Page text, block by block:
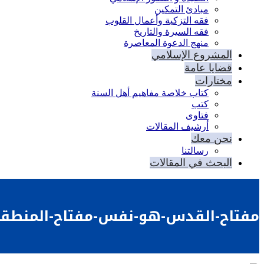
مبادئ التمكين
فقه التزكية وأعمال القلوب
فقه السيرة والتاريخ
منهج الدعوة المعاصرة
المشروع الإسلامي
قضايا عامة
مختارات
كتاب خلاصة مفاهيم أهل السنة
كتب
فتاوى
أرشيف المقالات
نحن معك
رسالتنا
البحث في المقالات
مفتاح-القدس-هو-نفس-مفتاح-